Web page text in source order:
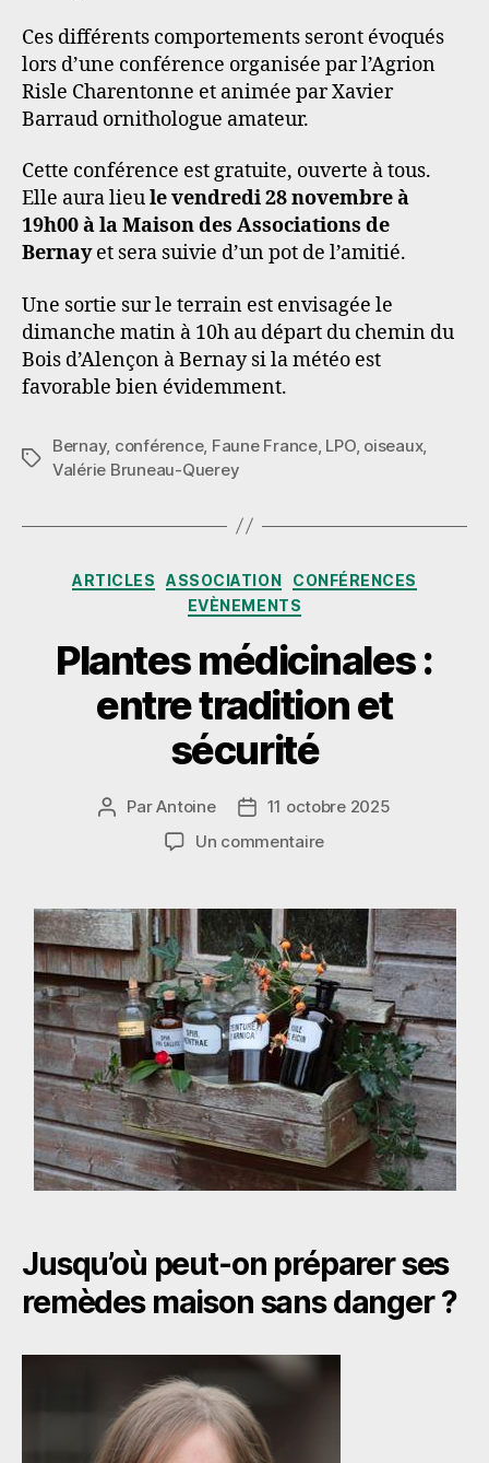
Ces différents comportements seront évoqués
lors d’une conférence organisée par l’Agrion
Risle Charentonne et animée par Xavier
Barraud ornithologue amateur.
Cette conférence est gratuite, ouverte à tous.
Elle aura lieule vendredi 28 novembre à
19h00 à la Maison des Associations de
Bernayet sera suivie d’un pot de l’amitié.
Une sortie sur le terrain est envisagée le
dimanche matin à 10h au départ du chemin du
Bois d’Alençon à Bernay si la météo est
favorable bien évidemment.
Étiquettes
Bernay, conférence, Faune France, LPO, oiseaux,
Valérie Bruneau-Querey
Catégories
ARTICLES ASSOCIATION
CONFÉRENCES
EVÈNEMENTS
Plantes médicinales :
entre tradition et
sécurité
Auteur
ParAntoine
Date11 octobre 2025
Un commentairesur
:
entre
tradition
et
sécurité
Jusqu’où peut-on préparer ses
remèdes maison sans danger ?